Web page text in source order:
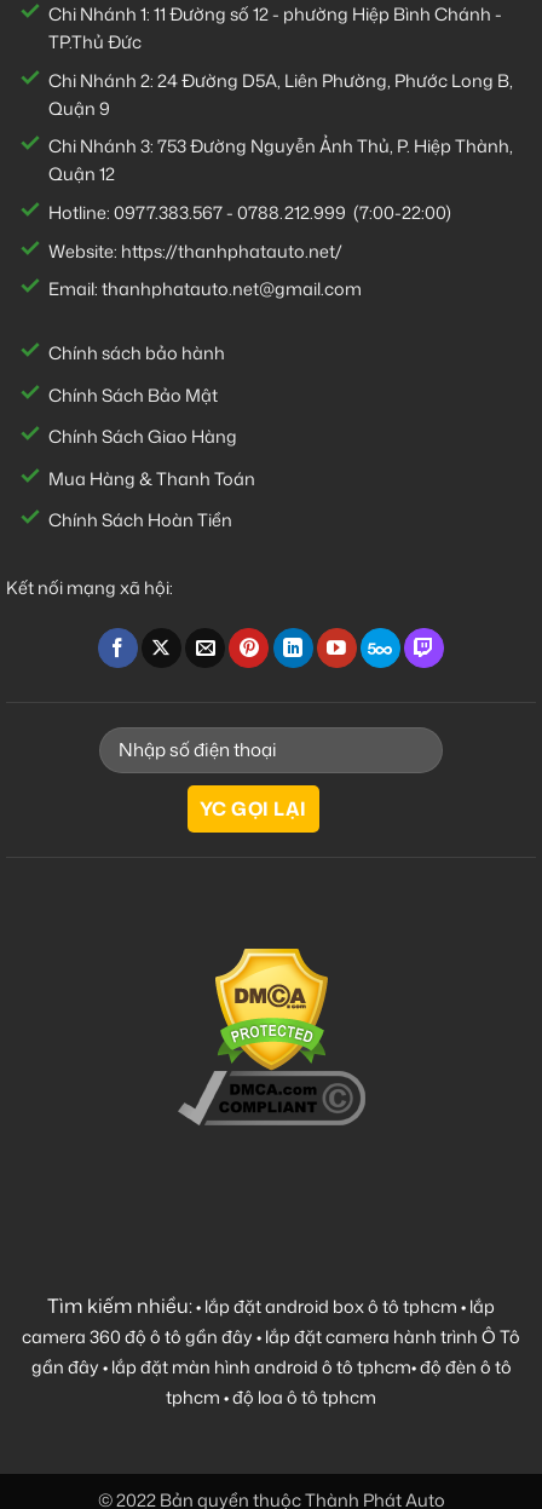
Chi Nhánh 1:11 Đường số 12 - phường Hiệp Bình Chánh -
TP.Thủ Đức
Chi Nhánh 2:24 Đường D5A, Liên Phường, Phước Long B,
Quận 9
Chi Nhánh 3:753 Đường Nguyễn Ảnh Thủ, P. Hiệp Thành,
Quận 12
Hotline:0977.383.567-0788.212.999 (7:00-22:00)
Website: https://thanhphatauto.net/
Email:thanhphatauto.net@gmail.com
Chính sách bảo hành
Chính Sách Bảo Mật
Chính Sách Giao Hàng
Mua Hàng & Thanh Toán
Chính Sách Hoàn Tiền
Kết nối mạng xã hội:
Tìm kiếm nhiều:•lắp đặt android box ô tô tphcm•lắp
camera 360 độ ô tô gần đây•lắp đặt camera hành trình Ô Tô
gần đây•lắp đặt màn hình android ô tô tphcm•độ đèn ô tô
tphcm•độ loa ô tô tphcm
© 2022 Bản quyền thuộc Thành Phát Auto